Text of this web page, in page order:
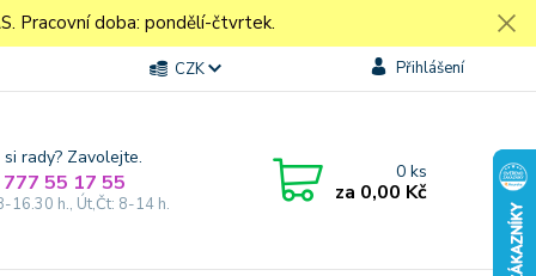
Pracovní doba: pondělí-čtvrtek.
CZK Přihlášení
rady? Zavolejte.
55 17 55
16.30 h., Út,Čt: 8-14 h.
0ks
za 0,00 Kč